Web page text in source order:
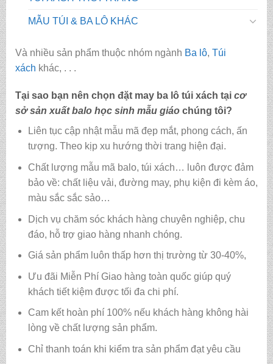
MẪU TÚI & BA LÔ KHÁC
Và nhiều sản phẩm thuộc nhóm ngành Ba lô, Túi
xách khác, . . .
Tại sao bạn nên chọn đặt may ba lô túi xách tại cơ
sở sản xuất balo học sinh mẫu giáo chúng tôi?
Liên tục cập nhật mẫu mã đẹp mắt, phong cách, ấn
tượng. Theo kịp xu hướng thời trang hiện đại.
Chất lượng mẫu mã balo, túi xách…
luôn được đảm
bảo về: chất liệu vải, đường may, phụ kiện đi kèm áo,
màu sắc sắc sảo…
Dịch vụ chăm sóc khách hàng chuyên nghiệp, chu
đáo, hỗ trợ giao hàng nhanh chóng.
Giá sản phẩm luôn thấp hơn thị trường từ 30-40%,
Ưu đãi Miễn Phí Giao hàng toàn quốc giúp quý
khách tiết kiệm được tối đa chi phí.
Cam kết hoàn phí 100% nếu khách hàng không hài
lòng về chất lượng sản phẩm.
Chỉ thanh toán khi kiểm tra sản phẩm đạt yêu cầu